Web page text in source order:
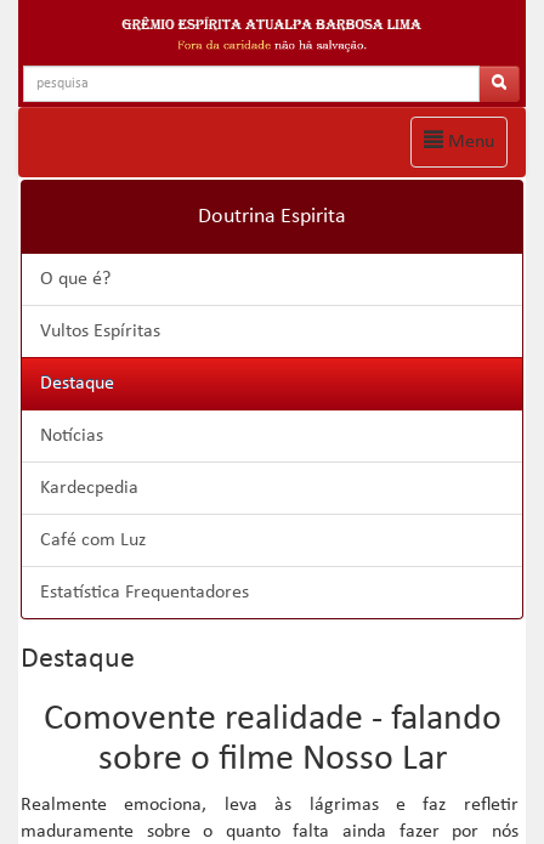
Menu
Doutrina Espirita
O que é?
Vultos Espíritas
Destaque
Notícias
Kardecpedia
Café com Luz
Estatística Frequentadores
Destaque
Comovente realidade - falando
sobre o filme Nosso Lar
Realmente emociona, leva às lágrimas e faz refletir
maduramente sobre o quanto falta ainda fazer por nós